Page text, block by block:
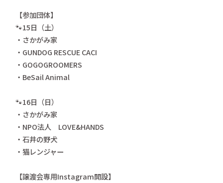
【参加団体】
🐾15日（土）
・さかがみ家
・GUNDOG RESCUE CACI
・GOGOGROOMERS
・BeSail Animal
🐾16日（日）
・さかがみ家
・NPO法人 LOVE&HANDS
・石井の野犬
・猫レンジャー
【譲渡会専用Instagram開設】